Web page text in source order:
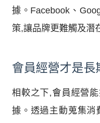
據。Facebook、
策,讓品牌更難觸及潛
會員經營才是長
相較之下,會員經營
據。透過主動蒐集消